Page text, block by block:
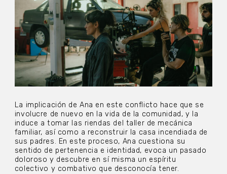
La implicación de Ana en este conflicto hace que se
involucre de nuevo en la vida de la comunidad, y la
induce a tomar las riendas del taller de mecánica
familiar, así como a reconstruir la casa incendiada de
sus padres. En este proceso, Ana cuestiona su
sentido de pertenencia e identidad, evoca un pasado
doloroso y descubre en sí misma un espíritu
colectivo y combativo que desconocía tener.